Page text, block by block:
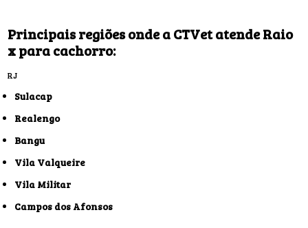
Principais regiões onde a CTVet atende Raio
x para cachorro:
RJ
Sulacap
Realengo
Bangu
Vila Valqueire
Vila Militar
Campos dos Afonsos